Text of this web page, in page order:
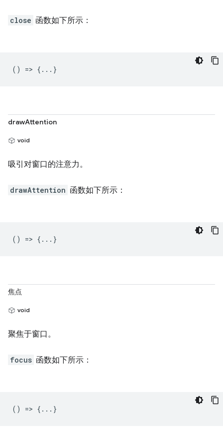
close 函数如下所示：
() => {...}
drawAttention
void
吸引对窗口的注意力。
drawAttention 函数如下所示：
() => {...}
焦点
void
聚焦于窗口。
focus 函数如下所示：
() => {...}